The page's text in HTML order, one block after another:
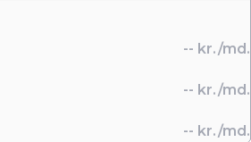
-- kr./md.
-- kr./md.
-- kr./md.